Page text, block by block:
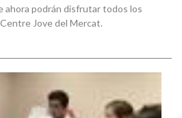
ahora podrán disfrutar todos los
Jove del Mercat.